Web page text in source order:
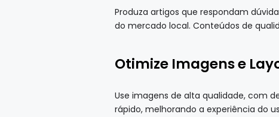
Produza artigos que respondam
do mercado local. Conteúdos de
Otimize Imagens e
Use imagens de alta qualidade, com
rápido, melhorando a experiência do